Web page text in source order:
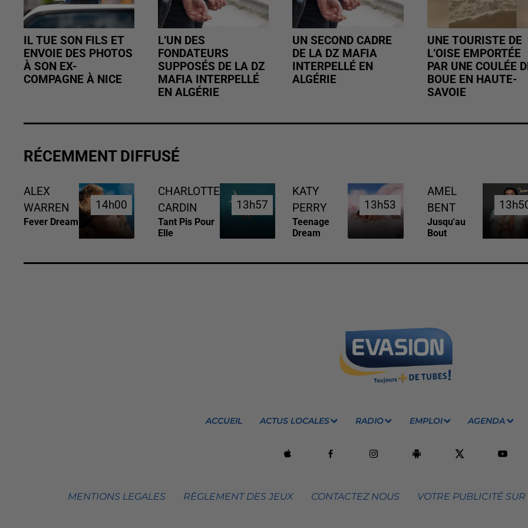
IL TUE SON FILS ET
ENVOIE DES PHOTOS
À SON EX-
COMPAGNE À NICE
L’UN DES
FONDATEURS
SUPPOSÉS DE LA DZ
MAFIA INTERPELLÉ
EN ALGÉRIE
UN SECOND CADRE
DE LA DZ MAFIA
INTERPELLÉ EN
ALGÉRIE
UNE TOURISTE DE
L’OISE EMPORTÉE
PAR UNE COULÉE
BOUE EN HAUTE-
SAVOIE
RÉCEMMENT DIFFUSÉ
ALEX
WARREN
Fever Dream
14h00
14h00
CHARLOTTE
CARDIN
Tant Pis Pour
Elle
13h57
13h57
KATY
PERRY
Teenage
Dream
13h53
13h53
AMEL
BENT
Jusqu'au
Bout
ACCUEIL ACTUS LOCALES RADIO EMPLOI AGENDA
MENTIONS LEGALES RÈGLEMENT DES JEUX CONTACTEZ NOUS VOTRE PUBLICITÉ